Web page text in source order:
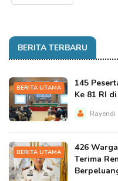
BERITA TERBARU
BERITA UTAMA
145
Ke 81 RI
Rayendi
BERITA UTAMA
426
Terima